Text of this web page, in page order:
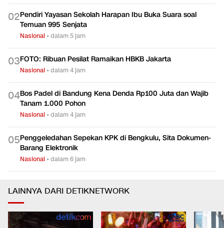
02Pendiri Yayasan Sekolah Harapan Ibu Buka Suara soal
Temuan 995 Senjata
Nasional •dalam 5 jam
03FOTO: Ribuan Pesilat Ramaikan HBKB Jakarta
Nasional •dalam 4 jam
04Bos Padel di Bandung Kena Denda Rp100 Juta dan Wajib
Tanam 1.000 Pohon
Nasional •dalam 4 jam
05Penggeledahan Sepekan KPK di Bengkulu, Sita Dokumen-
Barang Elektronik
Nasional •dalam 6 jam
LAINNYA DARI DETIKNETWORK